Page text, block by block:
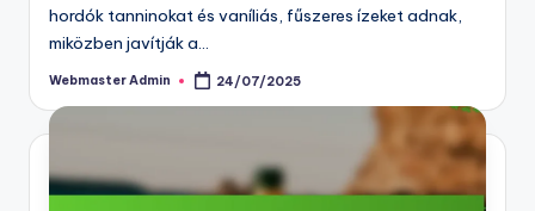
hordók tanninokat és vaníliás, fűszeres ízeket adnak,
miközben javítják a…
Posted
Webmaster Admin 24/07/2025